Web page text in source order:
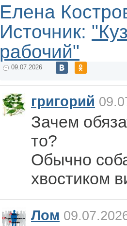
Елена
Источник:
рабочий"
09.07.2026
григорий
Зачем
то?
Обычно
хвостиком
Лом